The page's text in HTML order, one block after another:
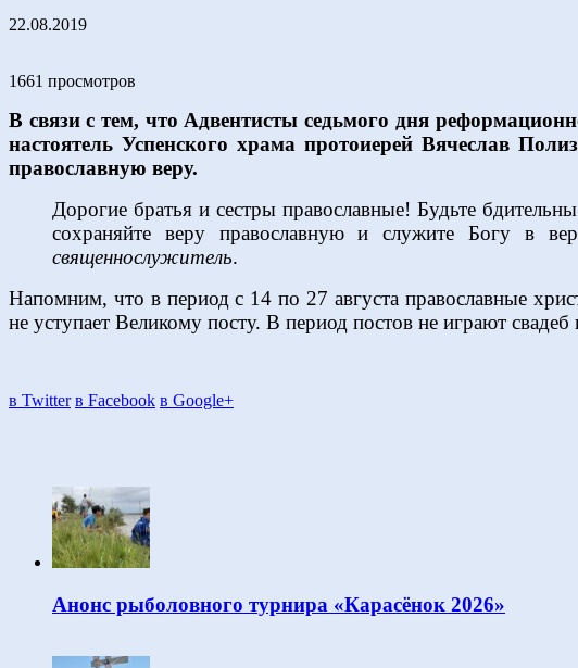
22.08.2019
1661 просмотров
В связи с тем, что Адвентисты седьмого дня
настоятель Успенского храма протоиерей Вячеслав
православную веру.
Дорогие братья и сестры православные! Будьте
сохраняйте веру православную и служите Богу в
священнослужитель.
Напомним, что в период с 14 по 27 августа православные
не уступает Великому посту. В период постов не играют
в Twitter в Facebook в Google+
Анонс рыболовного турнира «Карасёнок 2026»